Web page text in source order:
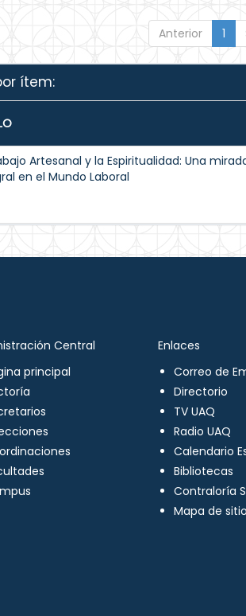
Anterior 1
ítem:
Artesanal y la Espiritualidad: Una
en el Mundo Laboral
Central
principal
Enlaces
Correo de
Directorio
TV UAQ
Radio UAQ
Calendario
Bibliotecas
Contraloría
Mapa de sitio